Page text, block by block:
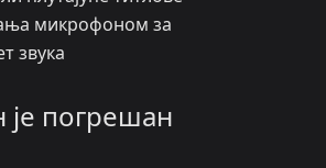
микрофоном за
звука
је погрешан